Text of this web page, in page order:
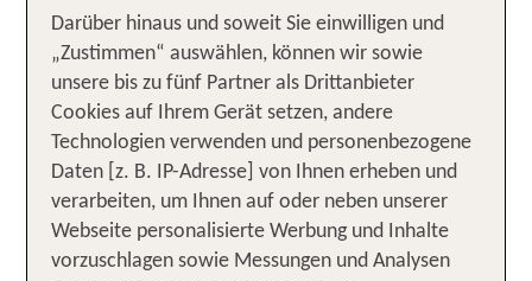
Urlaub in Berlin 2026: Mit TUI
schnell und günstig in die
Hauptstadt
Eine Reise nach Berlin führt Dich in die
wahrscheinlich aufregendste Stadt Deutschlands.
Hier erwarten Dich ikonische Sehenswürdigkeiten
sowie tolle Freizeit-, Ausgeh- und
Shoppingangebote. Kunst und Kultur spielen eine
Darüber hinaus und soweit Sie einwilligen und
„Zustimmen“ auswählen, können wir sowie
unsere bis zu fünf Partner als Drittanbieter
Cookies auf Ihrem Gerät setzen, andere
Technologien verwenden und personenbezogene
Daten [z. B. IP-Adresse] von Ihnen erheben und
verarbeiten, um Ihnen auf oder neben unserer
Webseite personalisierte Werbung und Inhalte
vorzuschlagen sowie Messungen und Analysen